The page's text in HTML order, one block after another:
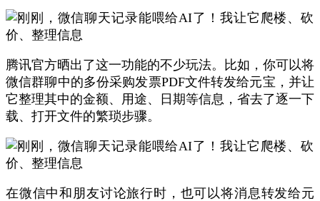
腾讯官方晒出了这一功能的不少玩法。比如，你可以将
微信群聊中的多份采购发票PDF文件转发给元宝，并让
它整理其中的金额、用途、日期等信息，省去了逐一下
载、打开文件的繁琐步骤。
在微信中和朋友讨论旅行时，也可以将消息转发给元